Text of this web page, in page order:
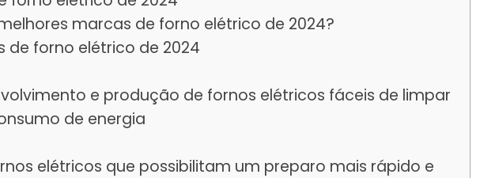
marcas de forno elétrico de 2024?
de forno elétrico de 2024
e produção de fornos elétricos fáceis de limpar
de energia
elétricos que possibilitam um preparo mais rápido e